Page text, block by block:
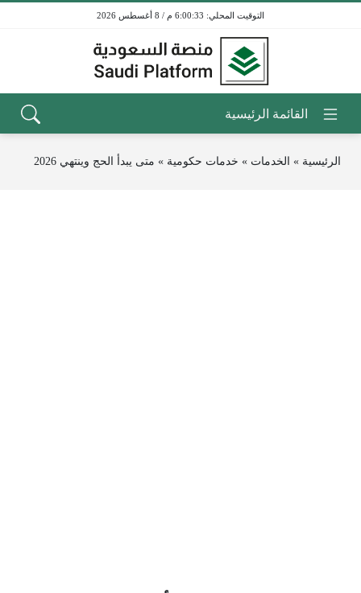
6:00:33 م / 8 أغسطس 2026
الرئيسية » الخدمات » خدمات حكومية » متى يبدأ الحج وينتهي 2026